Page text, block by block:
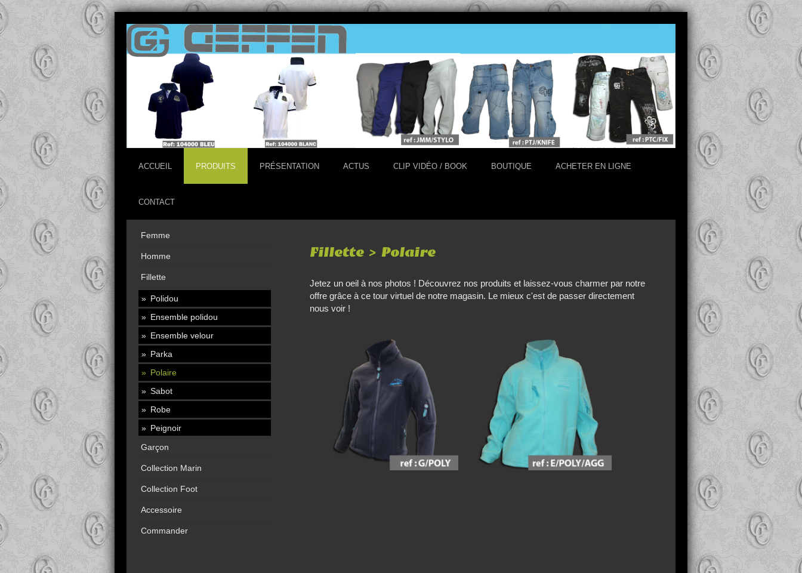
ACCUEIL PRODUITS PRÉSENTATION ACTUS CLIP VIDÉO / BOOK BOUTIQUE ACHETER EN LIGNE
CONTACT
Fillette > Polaire
Jetez un oeil à nos photos ! Découvrez nos produits et laissez-vous charmer par notre
offre grâce à ce tour virtuel de notre magasin. Le mieux c'est de passer directement
nous voir !
Femme
Homme
Fillette
Polidou
Ensemble polidou
Ensemble velour
Parka
Polaire
Sabot
Robe
Peignoir
Garçon
Collection Marin
Collection Foot
Accessoire
Commander